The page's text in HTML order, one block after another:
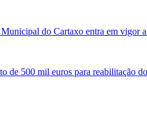
Municipal do Cartaxo entra em vigor
de 500 mil euros para reabilitação